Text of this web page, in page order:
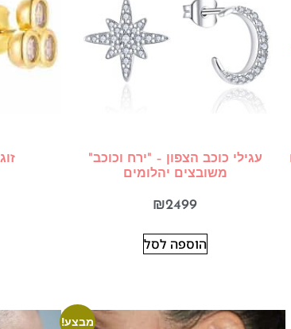
עגילי כוכב הצפון – "ירח וכוכב"
משובצים יהלומים
₪2499
הוספה לסל
מבצע!